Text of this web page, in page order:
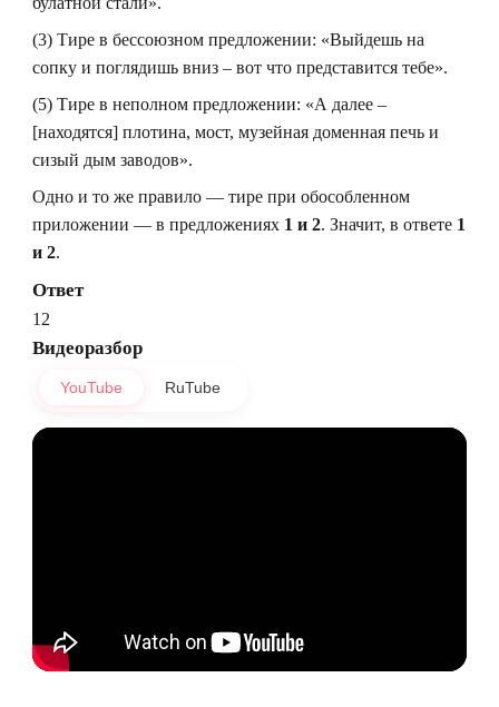
(3) Тире в бессоюзном предложении: «Выйдешь на
сопку и поглядишь вниз – вот что представится тебе».
(5) Тире в неполном предложении: «А далее –
[находятся] плотина, мост, музейная доменная печь и
сизый дым заводов».
Одно и то же правило — тире при обособленном
приложении — в предложениях 1 и 2. Значит, в ответе 1
и 2.
Ответ
12
Видеоразбор
YouTube RuTube